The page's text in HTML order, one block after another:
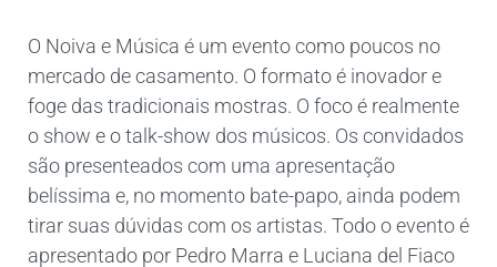
O Noiva e Música é um evento como poucos no
mercado de casamento. O formato é inovador e
foge das tradicionais mostras. O foco é realmente
o show e o talk-show dos músicos. Os convidados
são presenteados com uma apresentação
belíssima e, no momento bate-papo, ainda podem
tirar suas dúvidas com os artistas. Todo o evento é
apresentado por Pedro Marra e Luciana del Fiaco